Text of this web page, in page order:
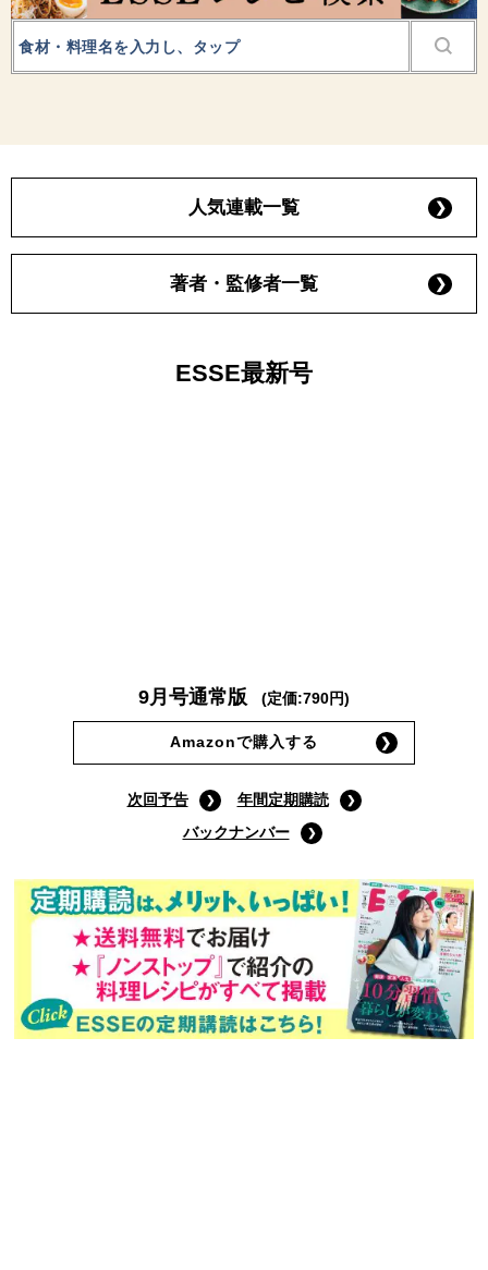
人気連載一覧
著者・監修者一覧
ESSE最新号
Amazonで購入する
次回予告
年間定期購読
バックナンバー